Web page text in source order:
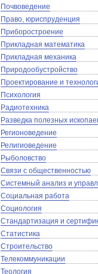
Почвоведение
Право, юриспруденция
Приборостроение
Прикладная математика
Прикладная механика
Природообустройство
Проектирование и
Психология
Радиотехника
Разведка полезных
Регионоведение
Религиоведение
Рыболовство
Связи с общественностью
Системный анализ и
Социальная работа
Социология
Стандартизация и
Статистика
Строительство
Телекоммуникации
Теология